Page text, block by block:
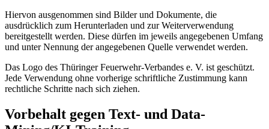
Hiervon ausgenommen sind Bilder und Dokumente, die
ausdrücklich zum Herunterladen und zur Weiterverwendung
bereitgestellt werden. Diese dürfen im jeweils angegebenen Umfang
und unter Nennung der angegebenen Quelle verwendet werden.
Das Logo des Thüringer Feuerwehr-Verbandes e. V. ist geschützt.
Jede Verwendung ohne vorherige schriftliche Zustimmung kann
rechtliche Schritte nach sich ziehen.
Vorbehalt gegen Text- und Data-